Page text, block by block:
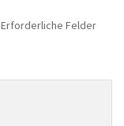
Erforderliche Felder